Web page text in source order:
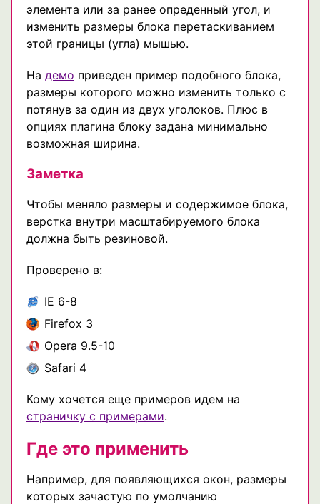
элемента или за ранее опреденный угол, и
изменить размеры блока перетаскиванием
этой границы (угла) мышью.
На демо приведен пример подобного блока,
размеры которого можно изменить только с
потянув за один из двух уголоков. Плюс в
опциях плагина блоку задана минимально
возможная ширина.
Заметка
Чтобы меняло размеры и содержимое блока,
верстка внутри масштабируемого блока
должна быть резиновой.
Проверено в:
IE 6-8
Firefox 3
Opera 9.5-10
Safari 4
Кому хочется еще примеров идем на
страничку с примерами.
Где это применить
Например, для появляющихся окон, размеры
которых зачастую по умолчанию